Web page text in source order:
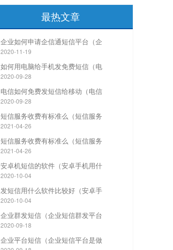
最热文章
企业如何申请企信通短信平台（企
2020-11-19
如何用电脑给手机发免费短信（电
2020-09-28
电信如何免费发短信给移动（电信
2020-09-28
短信服务收费有标准么（短信服务
2021-04-26
短信服务收费有标准么（短信服务
2021-04-26
安卓机短信的软件（安卓手机用什
2020-10-04
发短信用什么软件比较好（安卓手
2020-10-04
企业群发短信（企业短信群发平台
2020-09-18
企业平台短信（企业短信平台是做